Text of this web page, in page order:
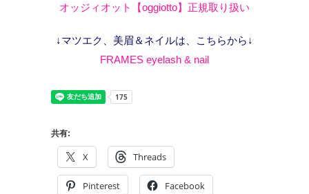
オッジィオット【oggiotto】正規取り扱い
↓マツエク、美眉＆ネイルは、こちらから↓
FRAMES eyelash & nail
共有:
X Threads
Pinterest Facebook